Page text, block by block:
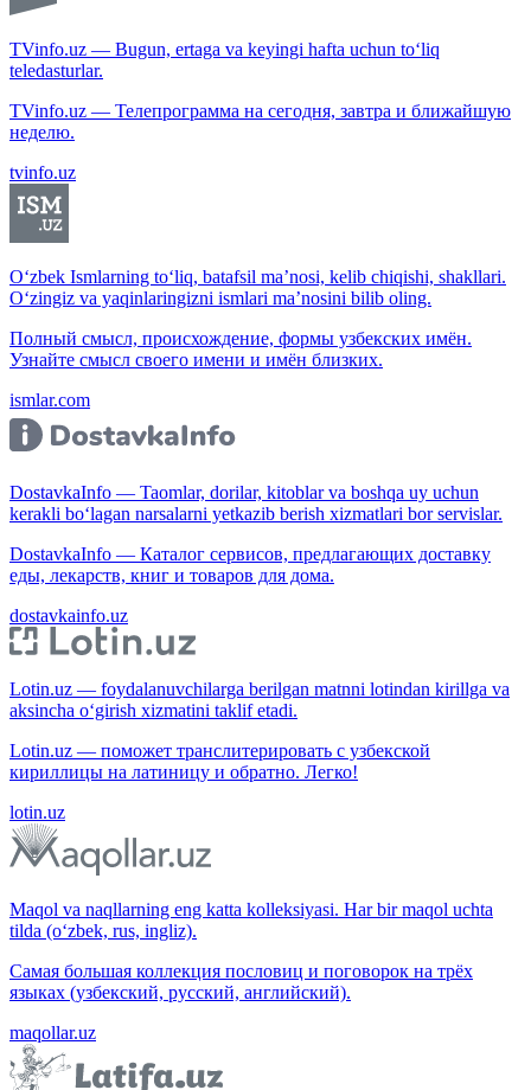
TVinfo.uz — Bugun, ertaga va keyingi hafta uchun to‘liq
teledasturlar.
TVinfo.uz — Телепрограмма на сегодня, завтра и ближайшую
неделю.
tvinfo.uz
O‘zbek Ismlarning to‘liq, batafsil ma’nosi, kelib chiqishi, shakllari.
O‘zingiz va yaqinlaringizni ismlari ma’nosini bilib oling.
Полный смысл, происхождение, формы узбекских имён.
Узнайте смысл своего имени и имён близких.
ismlar.com
DostavkaInfo — Taomlar, dorilar, kitoblar va boshqa uy uchun
kerakli bo‘lagan narsalarni yetkazib berish xizmatlari bor servislar.
DostavkaInfo — Каталог сервисов, предлагающих доставку
еды, лекарств, книг и товаров для дома.
dostavkainfo.uz
Lotin.uz — foydalanuvchilarga berilgan matnni lotindan kirillga va
aksincha o‘girish xizmatini taklif etadi.
Lotin.uz — поможет транслитерировать с узбекской
кириллицы на латиницу и обратно. Легко!
lotin.uz
Maqol va naqllarning eng katta kolleksiyasi. Har bir maqol uchta
tilda (o‘zbek, rus, ingliz).
Самая большая коллекция пословиц и поговорок на трёх
языках (узбекский, русский, английский).
maqollar.uz